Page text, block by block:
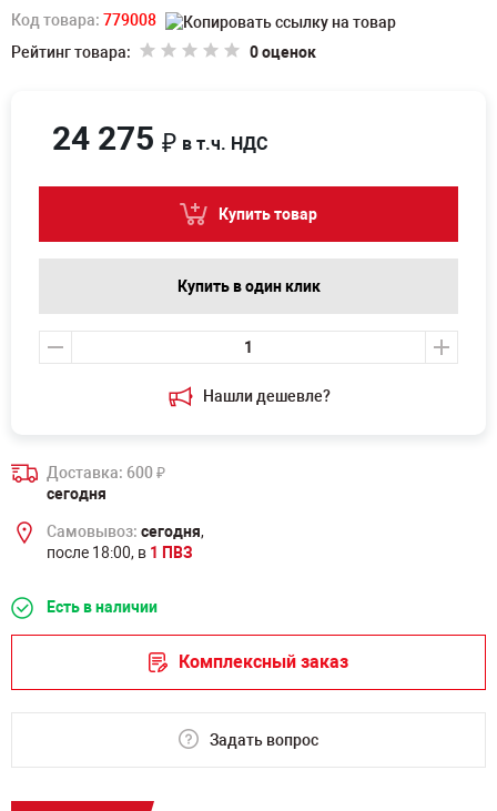
Код товара: 779008
Рейтинг товара:
0 оценок
Нашли дешевле?
24 275 ₽ в т.ч. НДС
Купить товар
Купить в один клик
Доставка: 600₽
сегодня
Самовывоз: сегодня,
после 18:00, в 1 ПВЗ
Есть в наличии
Комплексный заказ
Задать вопрос